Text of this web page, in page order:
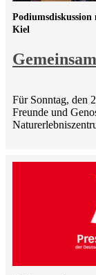
Kiel
Für Sonntag, den
Freunde und